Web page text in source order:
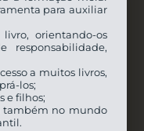
: A VISUAL
para auxiliar
orientando-os
responsabilidade,
a muitos livros,
los;
e filhos;
também no mundo